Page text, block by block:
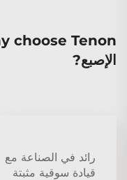
الإصبع?
رائد في الصناعة مع
قيادة سوقية مثبتة